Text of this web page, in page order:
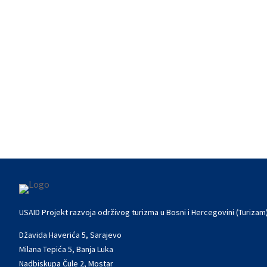
USAID Projekt razvoja održivog turizma u Bosni i Hercegovini (Turizam)
Džavida Haverića 5, Sarajevo
Milana Tepića 5, Banja Luka
Nadbiskupa Čule 2, Mostar